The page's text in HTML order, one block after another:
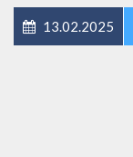
13.02.2025